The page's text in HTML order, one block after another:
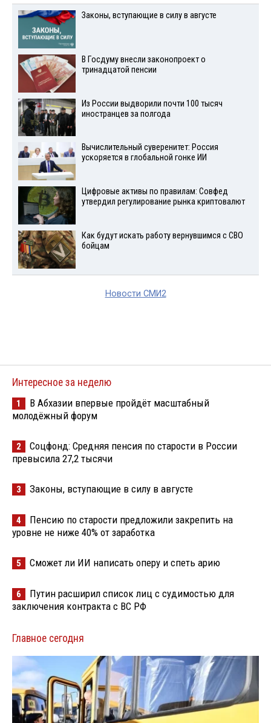
Законы, вступающие в силу в августе
В Госдуму внесли законопроект о
тринадцатой пенсии
Из России выдворили почти 100 тысяч
иностранцев за полгода
Вычислительный суверенитет: Россия
ускоряется в глобальной гонке ИИ
Цифровые активы по правилам: Совфед
утвердил регулирование рынка криптовалют
Как будут искать работу вернувшимся с СВО
бойцам
Новости СМИ2
Интересное за неделю
1
В Абхазии впервые пройдёт масштабный
молодёжный форум
2
Соцфонд: Средняя пенсия по старости в России
превысила 27,2 тысячи
3 Законы, вступающие в силу в августе
4
Пенсию по старости предложили закрепить на
уровне не ниже 40% от заработка
5 Сможет ли ИИ написать оперу и спеть арию
6
Путин расширил список лиц с судимостью для
заключения контракта с ВС РФ
Главное сегодня